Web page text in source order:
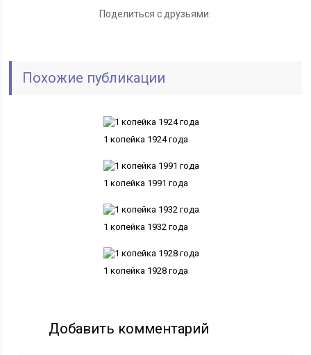
Поделиться с друзьями:
Похожие публикации
1 копейка 1924 года
1 копейка 1991 года
1 копейка 1932 года
1 копейка 1928 года
Добавить комментарий